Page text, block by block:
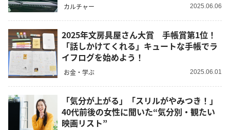
カルチャー 2025.06.06
2025年文房具屋さん大賞 手帳賞第1位！
「話しかけてくれる」キュートな手帳でラ
イフログを始めよう！
お金・学ぶ 2025.06.01
「気分が上がる」「スリルがやみつき！」
40代前後の女性に聞いた“気分別・観たい
映画リスト”